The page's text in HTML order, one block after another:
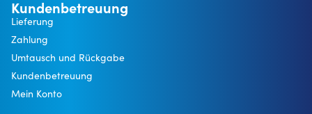
Kundenbetreuung
Lieferung
Zahlung
Umtausch und Rückgabe
Kundenbetreuung
Mein Konto